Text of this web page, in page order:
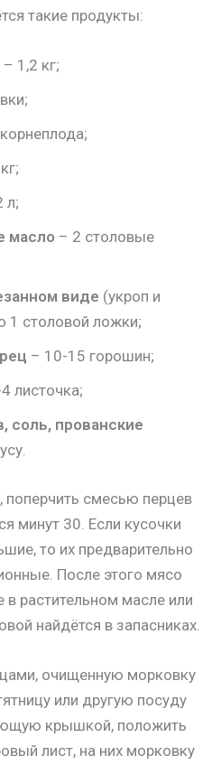
такие продукты:
– 1,2 кг;
л;
масло – 2 столовые
виде (укроп и
1 столовой ложки;
– 10-15 горошин;
листочка;
соль, прованские
поперчить смесью перцев
минут 30. Если кусочки
то их предварительно
После этого мясо
растительном масле или
найдётся в запасниках.
очищенную морковку
или другую посуду
крышкой, положить
лист, на них морковку